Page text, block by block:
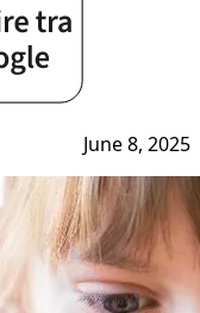
June 8, 2025